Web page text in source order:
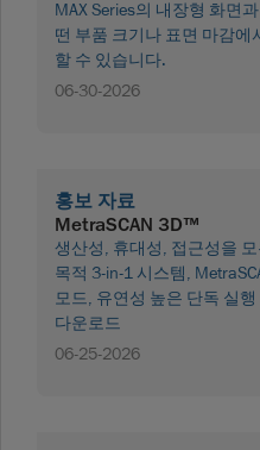
MAX Series의 내장형 화면
떤 부품 크기나 표면 마감에
할 수 있습니다.
06-30-2026
홍보 자료
MetraSCAN 3D™
생산성, 휴대성, 접근성을 모
목적 3-in-1 시스템,
모드, 유연성 높은 단독 실행 모
다운로드
06-25-2026